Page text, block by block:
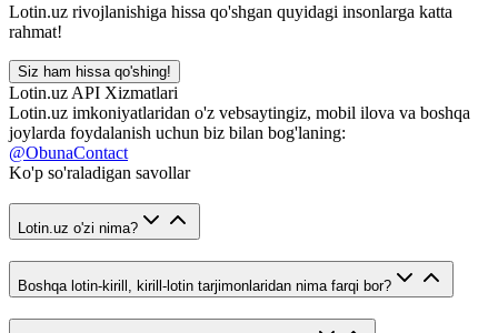
Lotin.uz rivojlanishiga hissa qo'shgan quyidagi insonlarga katta
rahmat!
Siz ham hissa qo'shing!
Lotin.uz API Xizmatlari
Lotin.uz imkoniyatlaridan o'z vebsaytingiz, mobil ilova va boshqa
joylarda foydalanish uchun biz bilan bog'laning:
@ObunaContact
Ko'p so'raladigan savollar
Lotin.uz o'zi nima?
Boshqa lotin-kirill, kirill-lotin tarjimonlaridan nima farqi bor?